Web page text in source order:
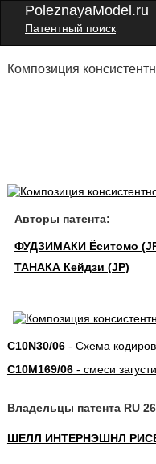
PoleznayaModel.ru
Патентный поиск
Композиция
Авторы патента:
ФУДЗИМАКИ Ёситомо
ТАНАКА Кейдзи (JP)
C10N30/06- Схема
C10M169/06- смеси
Владельцы патента RU
ШЕЛЛ ИНТЕРНЭШНЛ